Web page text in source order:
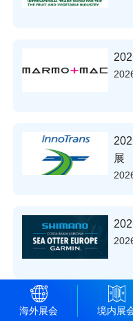
展
海外展会 境内展